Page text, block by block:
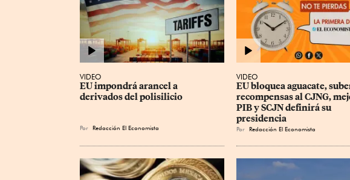
VIDEO
EU impondrá arancel a
derivados del polisilicio
Por Redacción El Economista
VIDEO
EU bloquea aguacate,
recompensas al CJNG,
PIB y SCJN definirá su
presidencia
Por Redacción El Economista